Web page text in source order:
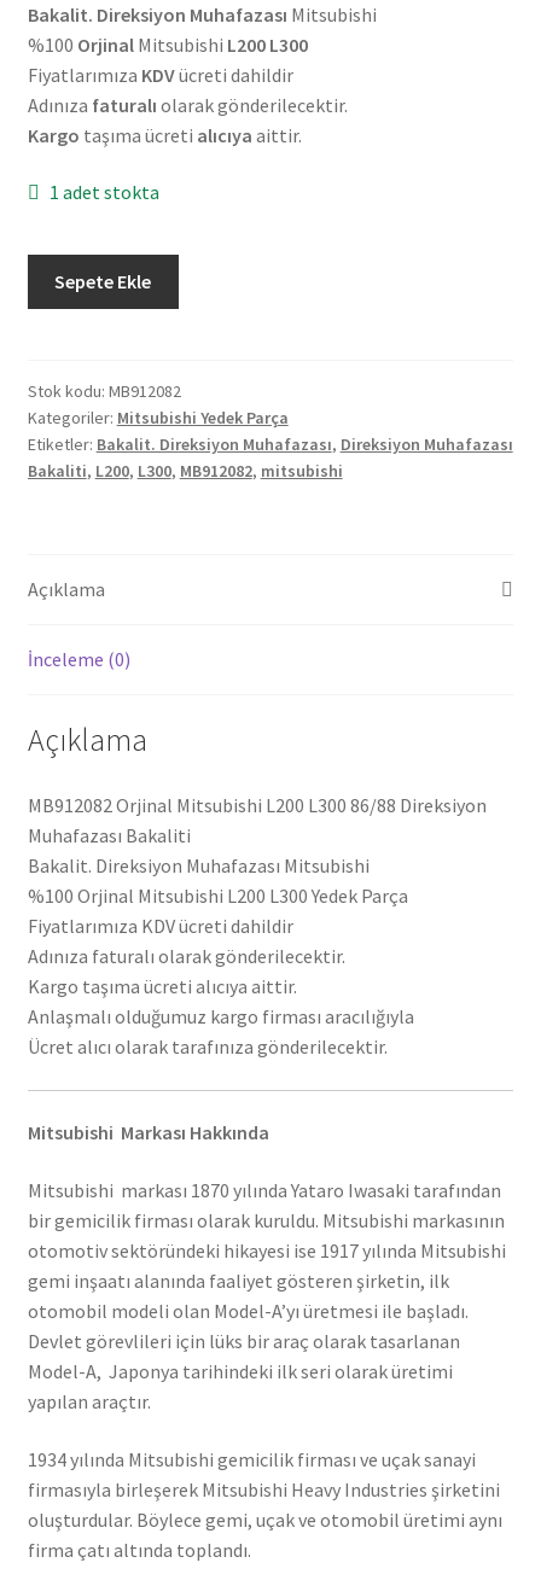
Bakalit. Direksiyon Muhafazası Mitsubishi
%100 OrjinalMitsubishi L200 L300
Fiyatlarımıza KDVücreti dahildir
Adınıza faturalı olarak gönderilecektir.
Kargo taşıma ücreti alıcıya aittir.
1 adet stokta
Mitsubishi
86/88
Direksiyon
Muhafazası
Bakaliti
Sepete Ekle
Stok kodu: MB912082
Kategoriler: Mitsubishi Yedek Parça
Etiketler: Bakalit. Direksiyon Muhafazası, Direksiyon Muhafazası
Bakaliti, L200, L300, MB912082, mitsubishi
Açıklama
İnceleme (0)
Açıklama
MB912082 Orjinal Mitsubishi L200 L300 86/88 Direksiyon
Muhafazası Bakaliti
Bakalit. Direksiyon Muhafazası Mitsubishi
%100 Orjinal Mitsubishi L200 L300 Yedek Parça
Fiyatlarımıza KDV ücreti dahildir
Adınıza faturalı olarak gönderilecektir.
Kargo taşıma ücreti alıcıya aittir.
Anlaşmalı olduğumuz kargo firması aracılığıyla
Ücret alıcı olarak tarafınıza gönderilecektir.
Mitsubishi Markası Hakkında
Mitsubishi markası 1870 yılında Yataro Iwasaki tarafından
bir gemicilik firması olarak kuruldu. Mitsubishi markasının
otomotiv sektöründeki hikayesi ise 1917 yılında Mitsubishi
gemi inşaatı alanında faaliyet gösteren şirketin, ilk
otomobil modeli olan Model-A’yı üretmesi ile başladı.
Devlet görevlileri için lüks bir araç olarak tasarlanan
Model-A, Japonya tarihindeki ilk seri olarak üretimi
yapılan araçtır.
1934 yılında Mitsubishi gemicilik firması ve uçak sanayi
firmasıyla birleşerek Mitsubishi Heavy Industries şirketini
oluşturdular. Böylece gemi, uçak ve otomobil üretimi aynı
firma çatı altında toplandı.